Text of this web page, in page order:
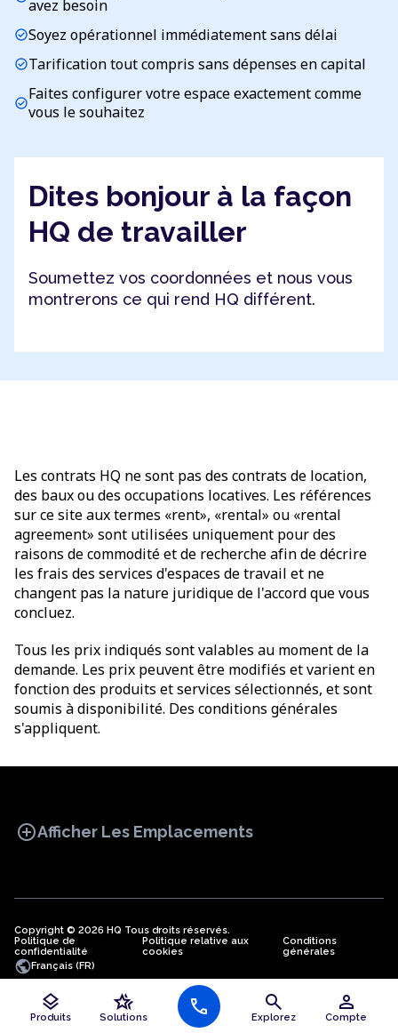
layers
Produits
hotel_class
Solutions call search
Explorez
person
Compte
avez besoin
check_circleSoyez opérationnel immédiatement sans délai
check_circleTarification tout compris sans dépenses en capital
check_circleFaites configurer votre espace exactement comme
vous le souhaitez
Dites bonjour à la façon
HQ de travailler
Soumettez vos coordonnées et nous vous
montrerons ce qui rend HQ différent.
Les contrats HQ ne sont pas des contrats de location,
des baux ou des occupations locatives. Les références
sur ce site aux termes «rent», «rental» ou «rental
agreement» sont utilisées uniquement pour des
raisons de commodité et de recherche afin de décrire
les frais des services d'espaces de travail et ne
changent pas la nature juridique de l'accord que vous
concluez.
Tous les prix indiqués sont valables au moment de la
demande. Les prix peuvent être modifiés et varient en
fonction des produits et services sélectionnés, et sont
soumis à disponibilité. Des conditions générales
s'appliquent.
add_circleAfficher Les Emplacements
BUREAU COWORKING
BUREAUX
Bureaux en Algérie
Copyright © 2026 HQ Tous droits réservés.
Politique de
confidentialité
Politique relative aux
cookies
Conditions
générales
publicFrançais (FR)